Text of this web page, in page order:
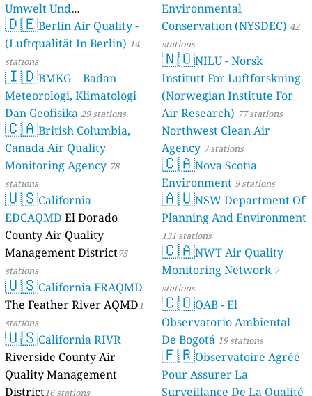
Umwelt Und
Verbraucherschutz) - LfU
46 stations
🇩🇪Berlin Air Quality -
(Luftqualität In Berlin) 14
stations
🇮🇩BMKG | Badan
Meteorologi, Klimatologi
Dan Geofisika 29 stations
🇨🇦British Columbia,
Canada Air Quality
Monitoring Agency 78
stations
🇺🇸California
EDCAQMD El Dorado
County Air Quality
Management District75
stations
🇺🇸California FRAQMD
The Feather River AQMD1
stations
🇺🇸California RIVR
Riverside County Air
Quality Management
District16 stations
Environmental
Conservation (NYSDEC) 42
stations
🇳🇴NILU - Norsk
Institutt For Luftforskning
(Norwegian Institute For
Air Research) 77 stations
Northwest Clean Air
Agency 7 stations
🇨🇦Nova Scotia
Environment 9 stations
🇦🇺NSW Department Of
Planning And Environment
131 stations
🇨🇦NWT Air Quality
Monitoring Network 7
stations
🇨🇴OAB - El
Observatorio Ambiental
De Bogotá 19 stations
🇫🇷Observatoire Agréé
Pour Assurer La
Surveillance De La Qualité